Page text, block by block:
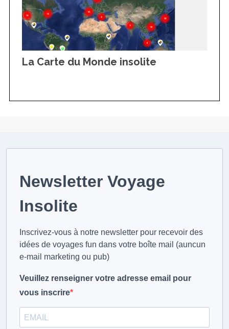
La Carte du Monde insolite
Newsletter Voyage
Insolite
Inscrivez-vous à notre newsletter pour recevoir des
idées de voyages fun dans votre boîte mail (auncun
e-mail marketing ou pub)
Veuillez renseigner votre adresse email pour
vous inscrire